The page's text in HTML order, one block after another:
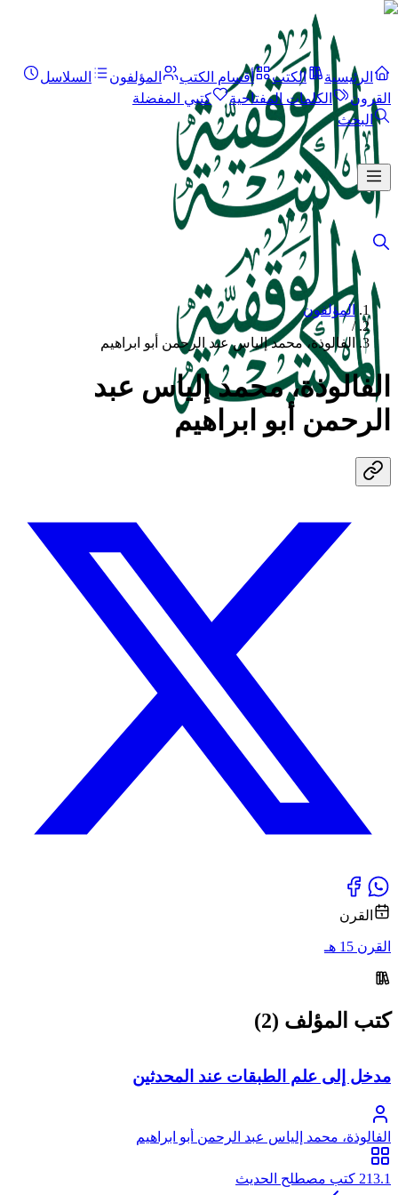
الرئيسية الكتب أقسام الكتب المؤلفون
السلاسل
القرون
الكلمات المفتاحية
كتبي المفضلة
البحث
المؤلفون
/
الفالوذة، محمد إلياس عبد الرحمن أبو ابراهيم
الفالوذة، محمد إلياس عبد
الرحمن أبو ابراهيم
القرن
القرن 15 هـ
كتب المؤلف (2)
مدخل إلى علم الطبقات عند المحدثين
الفالوذة، محمد إلياس عبد الرحمن أبو ابراهيم
213.1 كتب مصطلح الحديث